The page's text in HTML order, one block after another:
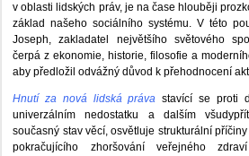
v oblasti lidských práv, je na čase hlouběji
základ našeho sociálního systému. V této
Joseph, zakladatel největšího světového
čerpá z ekonomie, historie, filosofie a
aby předložil odvážný důvod k přehodnocení
Hnutí za nová lidská práva stavící se proti
univerzálním nedostatku a dalším
současný stav věcí, osvětluje strukturální
pokračujícího zhoršování veřejného